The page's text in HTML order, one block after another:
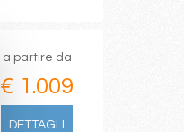
a partire da
€ 1.009
DETTAGLI